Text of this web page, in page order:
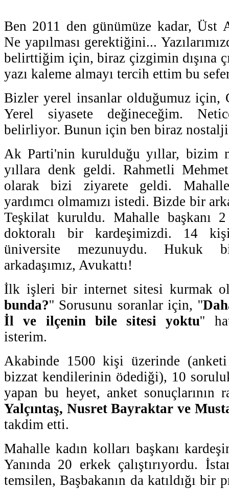
Ben 2011 den günümüze kadar, Üst
Ne yapılması gerektiğini...
belirttiğim için, biraz çizgimin dışına
yazı kaleme almayı tercih ettim bu
Bizler yerel insanlar olduğumuz için,
Yerel siyasete değineceğim.
belirliyor. Bunun için ben biraz
Ak Parti'nin kurulduğu yıllar, bizim
yıllara denk geldi. Rahmetli
olarak bizi ziyarete geldi. Mahalle
yardımcı olmamızı istedi. Bizde bir
Teşkilat kuruldu. Mahalle başkanı
doktoralı bir kardeşimizdi. 14
üniversite mezunuydu. Hukuk
arkadaşımız, Avukattı!
İlk işleri bir internet sitesi kurmak
bunda?'' Sorusunu soranlar için, ''
İl ve ilçenin bile sitesi yoktu''
isterim.
Akabinde 1500 kişi üzerinde (anketi
bizzat kendilerinin ödediği), 10
yapan bu heyet, anket sonuçlarının
Yalçıntaş, Nusret Bayraktar ve
takdim etti.
Mahalle kadın kolları başkanı
Yanında 20 erkek çalıştırıyordu.
temsilen, Başbakanın da katıldığı bir